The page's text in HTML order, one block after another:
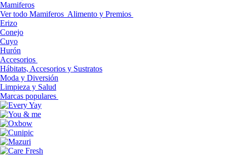
Mamiferos
Ver todo Mamiferos Alimento y Premios
Erizo
Conejo
Cuyo
Hurón
Accesorios
Hábitats, Accesorios y Sustratos
Moda y Diversión
Limpieza y Salud
Marcas populares